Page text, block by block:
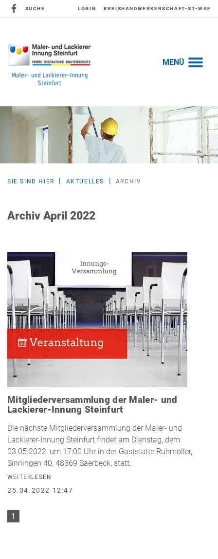
SUCHE LOGIN KREISHANDWERKERSCHAFT-ST-WAF
MENÜ
SIE SIND HIER AKTUELLES ARCHIV
Archiv April 2022
Mitgliederversammlung der Maler- und
Lackierer-Innung Steinfurt
Die nächste Mitgliederversammlung der Maler- und
Lackierer-Innung Steinfurt findet am Dienstag, dem
03.05.2022, um 17:00 Uhr in der Gaststätte Ruhmöller,
Sinningen 40, 48369 Saerbeck, statt.
WEITERLESEN
25.04.2022 12:47
1